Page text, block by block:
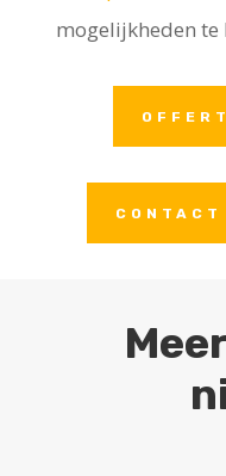
mogelijkheden te